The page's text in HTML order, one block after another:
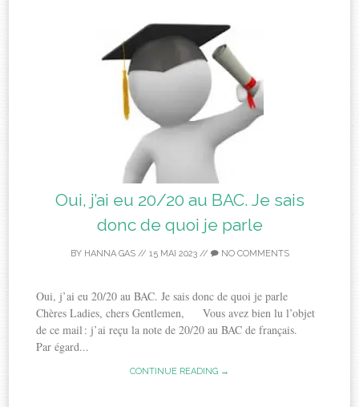
Oui, j’ai eu 20/20 au BAC. Je sais
donc de quoi je parle
BY HANNA GAS// 15 MAI 2023// NO COMMENTS
Oui, j’ai eu 20/20 au BAC. Je sais donc de quoi je parle
Chères Ladies, chers Gentlemen, Vous avez bien lu l’objet
de ce mail : j’ai reçu la note de 20/20 au BAC de français.
Par égard...
CONTINUE READING →